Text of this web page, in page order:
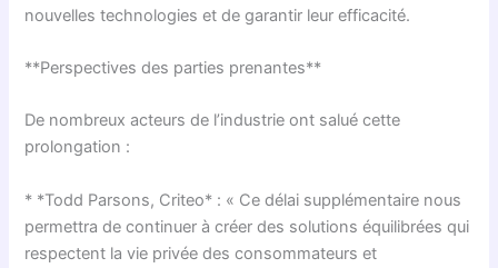
nouvelles technologies et de garantir leur efficacité.
**Perspectives des parties prenantes**
De nombreux acteurs de l’industrie ont salué cette
prolongation :
* *Todd Parsons, Criteo* : « Ce délai supplémentaire nous
permettra de continuer à créer des solutions équilibrées qui
respectent la vie privée des consommateurs et